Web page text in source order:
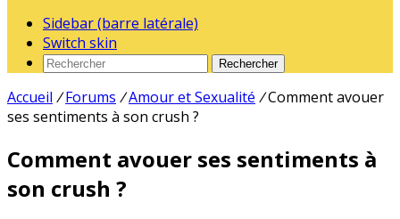
Sidebar (barre latérale)
Switch skin
Rechercher
Accueil / Forums /Amour et Sexualité /Comment avouer
ses sentiments à son crush ?
Comment avouer ses sentiments à
son crush ?